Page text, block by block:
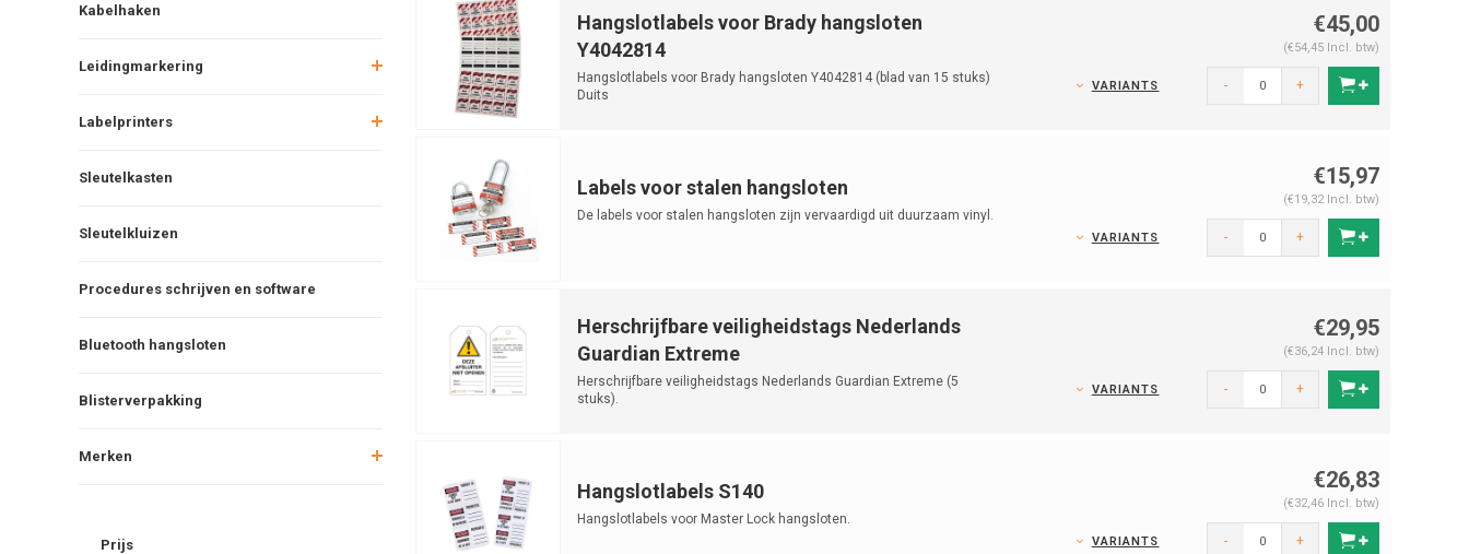
Kabelhaken
Leidingmarkering
Labelprinters
Sleutelkasten
Sleutelkluizen
Procedures schrijven en software
Bluetooth hangsloten
Blisterverpakking
Merken
Prijs
Hangslotlabels voor Brady hangsloten
Y4042814
Hangslotlabels voor Brady hangsloten Y4042814 (blad van 15 stuks)
Duits
€45,00
(€54,45 Incl. btw)
VARIANTS - +
Labels voor stalen hangsloten
De labels voor stalen hangsloten zijn vervaardigd uit duurzaam vinyl.
€15,97
(€19,32 Incl. btw)
VARIANTS - +
Herschrijfbare veiligheidstags Nederlands
Guardian Extreme
Herschrijfbare veiligheidstags Nederlands Guardian Extreme (5
stuks).
€29,95
(€36,24 Incl. btw)
VARIANTS - +
Hangslotlabels S140
Hangslotlabels voor Master Lock hangsloten.
€26,83
(€32,46 Incl. btw)
VARIANTS - +